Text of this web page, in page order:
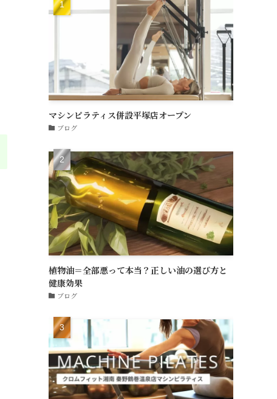
マシンピラティス併設平塚店オープン
ブログ
植物油＝全部悪って本当？正しい油の選び方と
健康効果
ブログ